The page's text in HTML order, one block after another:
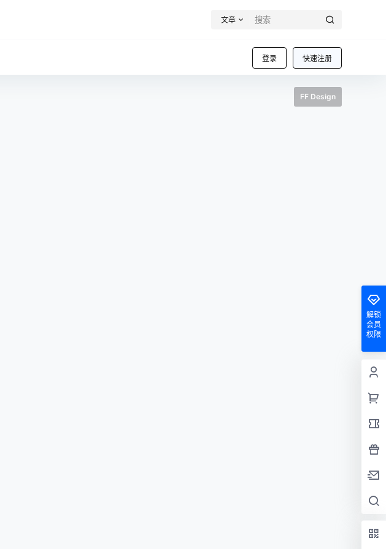
文章
登录 快速注册
FF Design
解锁
会员
权限